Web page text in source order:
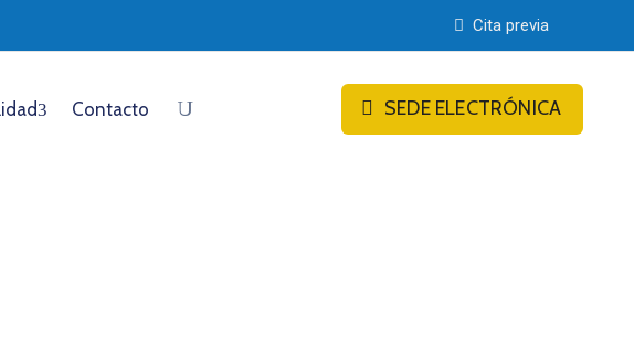
Cita previa
Contacto SEDE ELECTRÓNICA